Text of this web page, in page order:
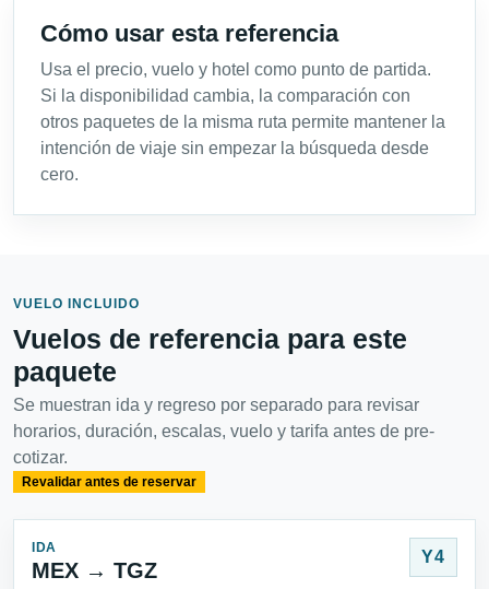
Cómo usar esta referencia
Usa el precio, vuelo y hotel como punto de partida.
Si la disponibilidad cambia, la comparación con
otros paquetes de la misma ruta permite mantener la
intención de viaje sin empezar la búsqueda desde
cero.
VUELO INCLUIDO
Vuelos de referencia para este
paquete
Se muestran ida y regreso por separado para revisar
horarios, duración, escalas, vuelo y tarifa antes de pre-
cotizar.
Revalidar antes de reservar
IDA
MEX → TGZ
Y4